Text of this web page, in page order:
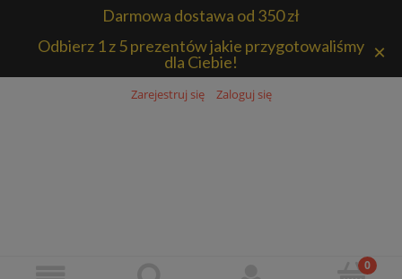
Darmowa dostawa od 350 zł
Odbierz 1 z 5 prezentów jakie przygotowaliśmy
dla Ciebie!
×
Zarejestruj się Zaloguj się